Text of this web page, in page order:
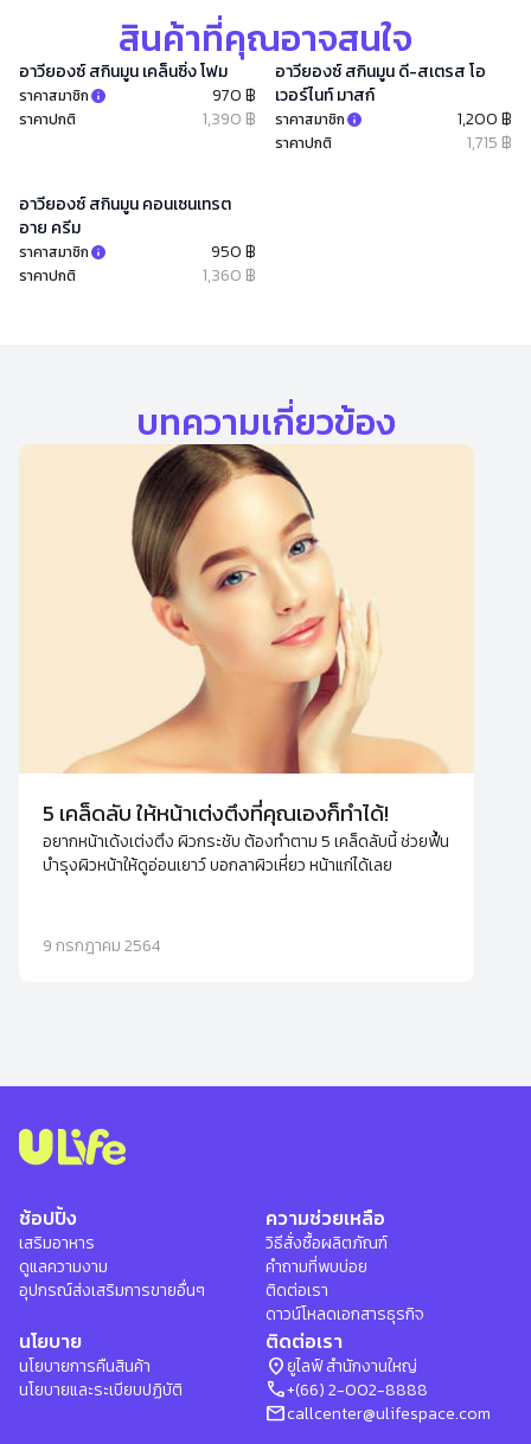
สินค้าที่คุณอาจสนใจ
อาวียองซ์ สกินมูน เคล็นซิ่ง โฟม
ราคาสมาชิก 970 ฿
ราคาปกติ 1,390 ฿
อาวียองซ์ สกินมูน ดี-สเตรส โอ
เวอร์ไนท์ มาสก์
ราคาสมาชิก 1,200 ฿
ราคาปกติ 1,715 ฿
อาวียองซ์ สกินมูน คอนเซนเทรต
อาย ครีม
ราคาสมาชิก 950 ฿
ราคาปกติ 1,360 ฿
บทความเกี่ยวข้อง
5 เคล็ดลับ ให้หน้าเต่งตึงที่คุณเองก็ทำได้!
อยากหน้าเด้งเต่งตึง ผิวกระชับ ต้องทำตาม 5 เคล็ดลับนี้ ช่วยฟื้น
บำรุงผิวหน้าให้ดูอ่อนเยาว์ บอกลาผิวเหี่ยว หน้าแก่ได้เลย
9 กรกฎาคม 2564
ช้อปปิ้ง
เสริมอาหาร
ดูแลความงาม
อุปกรณ์ส่งเสริมการขายอื่นๆ
ความช่วยเหลือ
วิธีสั่งซื้อผลิตภัณฑ์
คำถามที่พบบ่อย
ติดต่อเรา
ดาวน์โหลดเอกสารธุรกิจ
นโยบาย
นโยบายการคืนสินค้า
นโยบายและระเบียบปฏิบัติ
ติดต่อเรา
location_onยูไลฟ์ สำนักงานใหญ่
phone+(66) 2-002-8888
mailcallcenter@ulifespace.com